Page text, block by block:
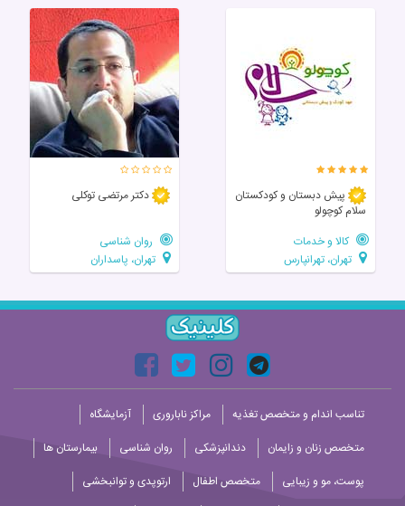
پیش دبستان و کودکستان
سلام کوچولو
کالا و خدمات
تهران، تهرانپارس
دکتر مرتضی توکلی
روان شناسی
تهران، پاسداران
تناسب اندام و متخصص تغذیه مراکز ناباروری
آزمایشگاه
متخصص زنان و زایمان
دندانپزشکی روان شناسی
بیمارستان ها
پوست، مو و زیبایی
متخصص اطفال ارتوپدی و توانبخشی